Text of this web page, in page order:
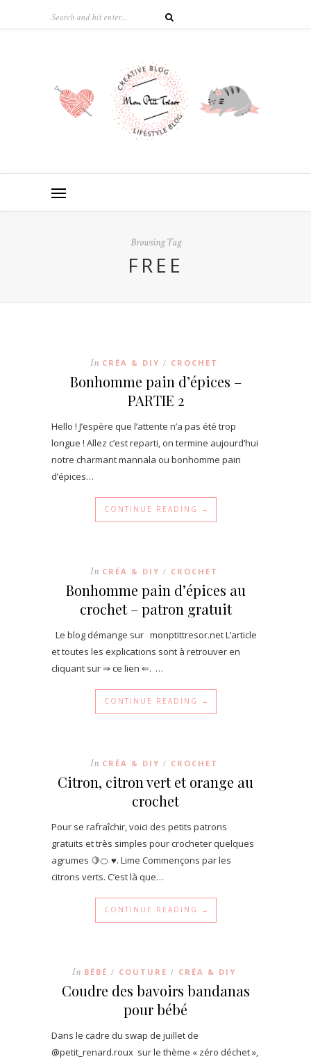
Browsing Tag
FREE
In CRÉA & DIY / CROCHET
Bonhomme pain d’épices –
PARTIE 2
Hello ! J’espère que l’attente n’a pas été trop
longue ! Allez c’est reparti, on termine aujourd’hui
notre charmant mannala ou bonhomme pain
d’épices…
CONTINUE READING →
In CRÉA & DIY / CROCHET
Bonhomme pain d’épices au
crochet – patron gratuit
Le blog démange sur monptittresor.net L’article
et toutes les explications sont à retrouver en
cliquant sur ⇒ ce lien ⇐. …
CONTINUE READING →
In CRÉA & DIY / CROCHET
Citron, citron vert et orange au
crochet
Pour se rafraîchir, voici des petits patrons
gratuits et très simples pour crocheter quelques
agrumes 🍋🍊 ♥. Lime Commençons par les
citrons verts. C’est là que…
CONTINUE READING →
In BÉBÉ / COUTURE / CRÉA & DIY
Coudre des bavoirs bandanas
pour bébé
Dans le cadre du swap de juillet de
@petit_renard.roux sur le thème « zéro déchet »,